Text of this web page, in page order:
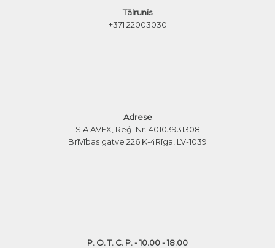
Tālrunis
+371 22003030
Adrese
SIA AVEX, Reģ. Nr. 40103931308
Brīvības gatve 226 K-4Rīga, LV-1039
P. O. T. C. P. - 10.00 - 18.00